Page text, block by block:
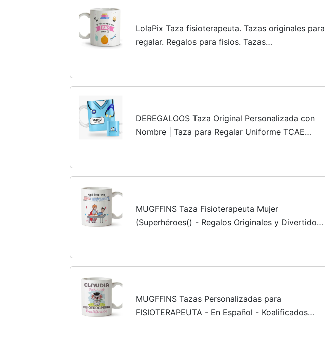
LolaPix Taza fisioterapeuta. Tazas originales para
regalar. Regalos para fisios. Tazas
DEREGALOOS Taza Original Personalizada con
Nombre | Taza para Regalar Uniforme TCAE
MUGFFINS Taza Fisioterapeuta Mujer
(Superhéroes() - Regalos Originales y Divertidos
MUGFFINS Tazas Personalizadas para
FISIOTERAPEUTA - En Español - Koalificados